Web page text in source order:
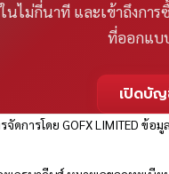
ไม่กี่นาที และเข้าถึงการ
ที่ออกแบ
เปิดบั
จัดการโดย GOFX LIMITED